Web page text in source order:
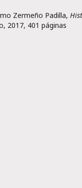
Zermeño Padilla,
2017, 401 páginas